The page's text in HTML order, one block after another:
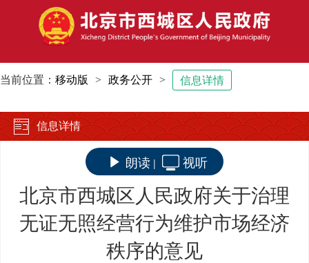
当前位置： 移动版 > 政务公开 > 信息详情
信息详情
朗读 | 视听
北京市西城区人民政府关于治理
无证无照经营行为维护市场经济
秩序的意见